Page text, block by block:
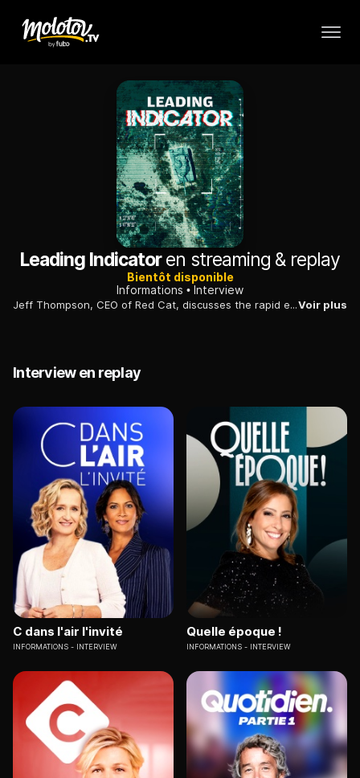
Leading Indicatoren streaming & replay
Bientôt disponible
Informations
Interview
Jeff Thompson, CEO of Red Cat, discusses the rapid evolution of drone technology on the battlefield. He highlights the company's focus on creating innovative drones tailored for the warfighter, including the recent success of the Black Widow drone.Voir plus
Interview en replay
C dans l'air l'invité
INFORMATIONS INTERVIEW
Quelle époque !
INFORMATIONS INTERVIEW